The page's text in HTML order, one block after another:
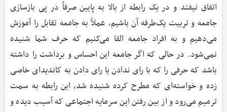
اتفاق نیفتد و در یک رابطه از بالا به پایین صرفاً در پی بازسازی
جامعه و تربیت یک‌طرفه آن باشیم، عملاً به جامعه تقابل را آموزش
می‌دهیم و به افراد جامعه القا می‌کنیم که حرف شما شنیده
نمی‌شود. در حالی که اگر جامعه این احساس و برداشت را داشته
باشد که حرفی را که با رای ندادن یا رای دادن به کاندیدای خاصی
زده و خواسته‌ای که مطرح کرده شنیده شد، این رابطه به سمت
ترمیم می‌رود و از بین رفتن این سرمایه اجتماعی که آسیب دیده و